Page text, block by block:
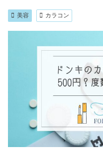
美容 カラコン